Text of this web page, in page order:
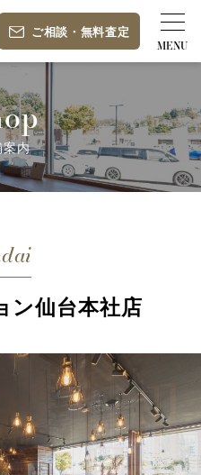
ご相談 ・ 無料査定
案内
ン仙台本社店